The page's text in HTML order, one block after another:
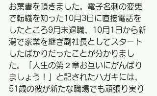
お葉書を頂きました。電子名刺の変更
で転職を知った10月3日に直接電話を
したところ9月末退職、10月1日から新
潟で家業を継ぎ副社長としてスタート
したばかりだったことが分かりまし
た。「人生の第２章お互いにがんばり
ましょう！」と記されたハガキには、
51歳の彼が新たな職場でも頑張り実り